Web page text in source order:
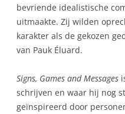
bevriende idealistische
uitmaakte. Zij wilden
karakter als de gekozen
van Pauk Éluard.
Signs, Games and Messages
schrijven en waar hij nog
geïnspireerd door